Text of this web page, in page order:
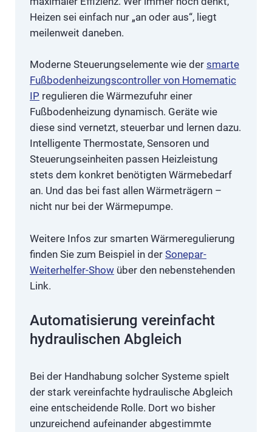
Heizen sei einfach nur „an oder aus“, liegt
meilenweit daneben.
Moderne Steuerungselemente wie der smarte
Fußbodenheizungscontroller von Homematic
IP regulieren die Wärmezufuhr einer
Fußbodenheizung dynamisch. Geräte wie
diese sind vernetzt, steuerbar und lernen dazu.
Intelligente Thermostate, Sensoren und
Steuerungseinheiten passen Heizleistung
stets dem konkret benötigten Wärmebedarf
an. Und das bei fast allen Wärmeträgern –
nicht nur bei der Wärmepumpe.
Weitere Infos zur smarten Wärmeregulierung
finden Sie zum Beispiel in der Sonepar-
Weiterhelfer-Show über den nebenstehenden
Link.
Automatisierung vereinfacht
hydraulischen Abgleich
Bei der Handhabung solcher Systeme spielt
der stark vereinfachte hydraulische Abgleich
eine entscheidende Rolle. Dort wo bisher
unzureichend aufeinander abgestimmte